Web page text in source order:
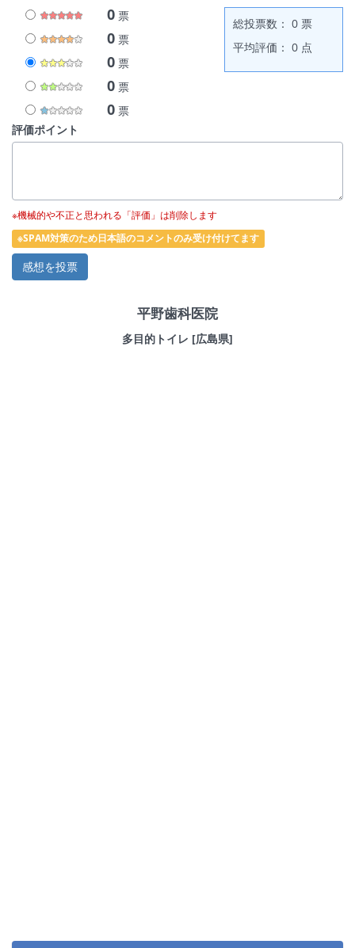
0 票
0 票
0 票
0 票
0 票
総投票数： 0 票
平均評価： 0 点
評価ポイント
※機械的や不正と思われる「評価」は削除します
※SPAM対策のため日本語のコメントのみ受け付けてます
平野歯科医院
多目的トイレ [広島県]